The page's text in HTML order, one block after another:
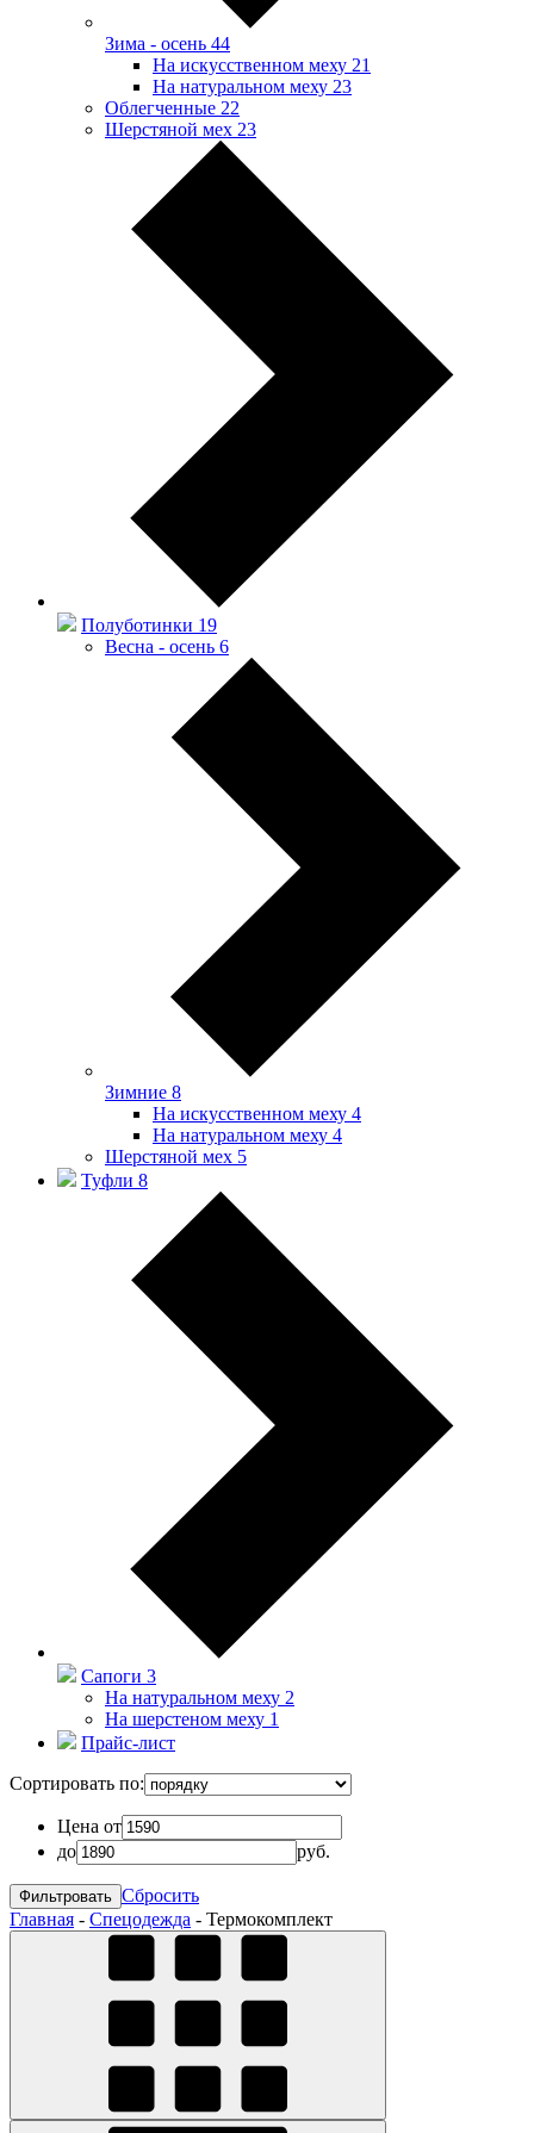
Зима - осень 44
На искусственном меху 21
На натуральном меху 23
Облегченные 22
Шерстяной мех 23
Полуботинки 19
Весна - осень 6
Зимние 8
На искусственном меху 4
На натуральном меху 4
Шерстяной мех 5
Туфли 8
Сапоги 3
На натуральном меху 2
На шерстеном меху 1
Прайс-лист
Сортировать по:
Цена от
до
руб.
Сбросить
Главная - Спецодежда - Термокомплект